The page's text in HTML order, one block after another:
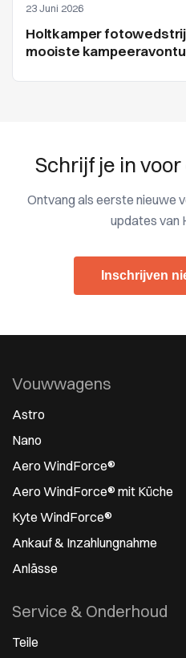
23 Juni 2026
Holtkamper
mooiste
Schrijf je in
Ontvang als eerste nieuwe
updates van
Inschrijven
Vouwwagens
Astro
Nano
Aero WindForce®
Aero WindForce® mit Küche
Kyte WindForce®
Ankauf & Inzahlungnahme
Anlässe
Service & Onderhoud
Teile